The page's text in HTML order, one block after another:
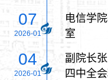
07
2026-01
电信学
室
04
2026-01
副院长
四中全